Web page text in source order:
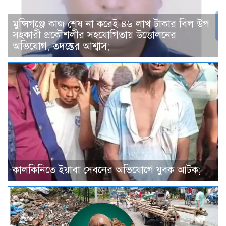
মুন্সিগঞ্জে কাজ শেষ না করেই ৪৬ লাখ টাকার বিল উপ
সহকারী প্রকৌশলীর সহযোগিতায় উত্তোলনের
অভিযোগ, তদন্তের আশ্বাস;
কালকিনিতে ইয়াবা সেবনের অভিযোগে যুবক আটক;